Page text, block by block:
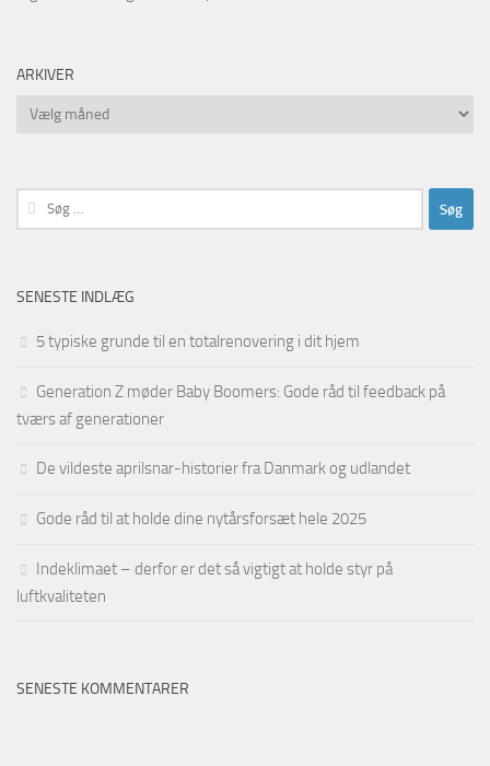
ARKIVER
Arkiver
Søg
efter:
SENESTE INDLÆG
5 typiske grunde til en totalrenovering i dit hjem
Generation Z møder Baby Boomers: Gode råd til feedback på
tværs af generationer
De vildeste aprilsnar-historier fra Danmark og udlandet
Gode råd til at holde dine nytårsforsæt hele 2025
Indeklimaet – derfor er det så vigtigt at holde styr på
luftkvaliteten
SENESTE KOMMENTARER